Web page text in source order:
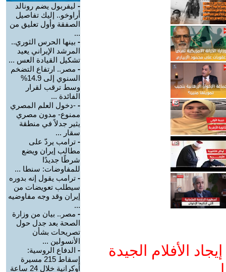
الأفلام الجيدة
- ليفربول يضم رونالد
أراوخو.. إليك تفاصيل
الصفقة وأول تعليق من
...
- بينها الحرس الثوري..
المرشد الإيراني يعيد
تشكيل القيادة العس ...
- مصر.. ارتفاع التضخم
السنوي إلى 14.9%
وسط ترقب لقرار
الفائدة ...
- -دخول العلم المصري
ممنوع- مدون مصري
يثير جدلاً في منطقة
سقار ...
- ترامب يردّ على
مطالب إيران ويضع
شرطًا جديدًا
للمفاوضات: سنطا ...
- ترامب يقول إنه بدوره
سيطلب تعويضات من
إيران وقد وجه مفاوضيه
...
- مصر.. بيان من وزارة
الصحة بعد جدل حول
تصريحات بشأن
الأنسولين ...
- الدفاع الروسية:
إسقاط 215 مسيرة
أوكرانية خلال 24 ساعة